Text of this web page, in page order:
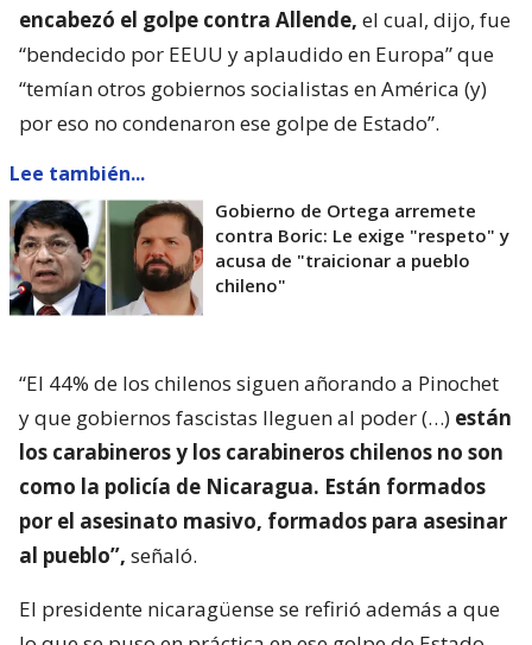
encabezó el golpe contra Allende, el cual, dijo, fue
“bendecido por EEUU y aplaudido en Europa” que
“temían otros gobiernos socialistas en América (y)
por eso no condenaron ese golpe de Estado”.
Lee también...
Gobierno de Ortega arremete
contra Boric: Le exige "respeto" y
acusa de "traicionar a pueblo
chileno"
“El 44% de los chilenos siguen añorando a Pinochet
y que gobiernos fascistas lleguen al poder (…) están
los carabineros y los carabineros chilenos no son
como la policía de Nicaragua. Están formados
por el asesinato masivo, formados para asesinar
al pueblo”, señaló.
El presidente nicaragüense se refirió además a que